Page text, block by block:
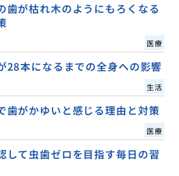
歯が枯れ木のようにもろくなる
医療
28本になるまでの全身への影響
生活
歯がかゆいと感じる理由と対策
医療
して虫歯ゼロを目指す毎日の習